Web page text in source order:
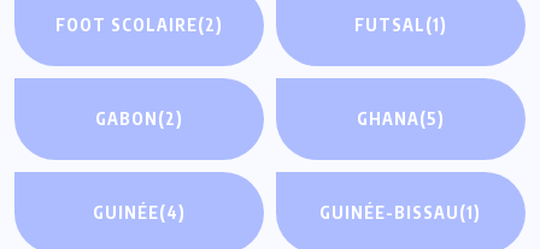
FOOT SCOLAIRE(2) FUTSAL(1)
GABON(2) GHANA(5)
GUINÉE(4) GUINÉE-BISSAU(1)